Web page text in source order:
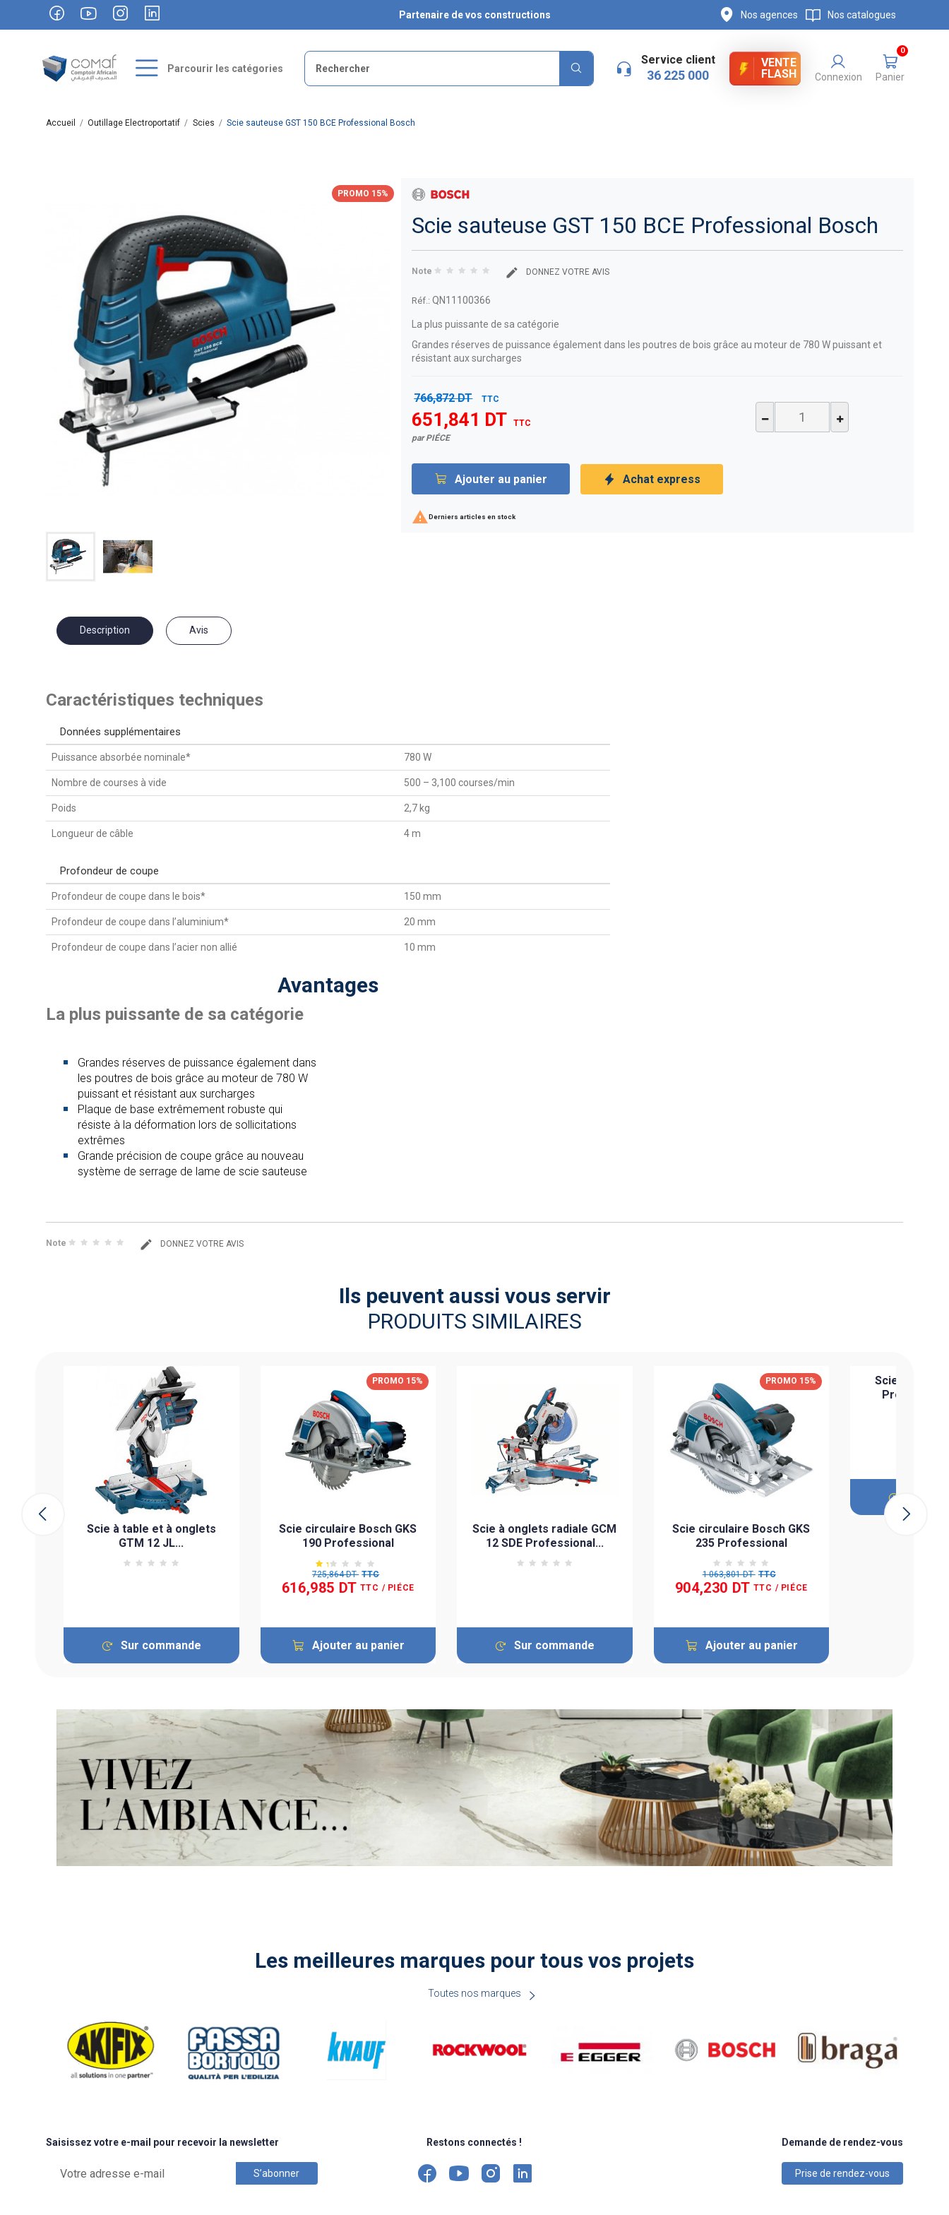
Partenaire de vos constructions Nos agences Nos catalogues
Parcourir les catégories
Service client
36 225 000
VENTE
FLASH
Connexion Panier
0
Accueil Outillage Electroportatif Scies Scie sauteuse GST 150 BCE Professional Bosch
PROMO 15%
Scie sauteuse GST 150 BCE Professional Bosch
Note DONNEZ VOTRE AVIS
Réf.: QN11100366
La plus puissante de sa catégorie
Grandes réserves de puissance également dans les poutres de bois grâce au moteur de 780 W puissant et
résistant aux surcharges
766,872 DT TTC
651,841 DT
TTC
par PIÉCE
Ajouter au panier Achat express
Derniers articles en stock
Description Avis
Caractéristiques techniques
Données supplémentaires
Puissance absorbée nominale* 780 W
Nombre de courses à vide 500 – 3,100 courses/min
Poids 2,7 kg
Longueur de câble 4m
Profondeur de coupe
Profondeur de coupe dans le bois* 150 mm
Profondeur de coupe dans l’aluminium* 20 mm
Profondeur de coupe dans l’acier non allié 10 mm
Avantages
La plus puissante de sa catégorie
Grandes réserves de puissance également dans
les poutres de bois grâce au moteur de 780 W
puissant et résistant aux surcharges
Plaque de base extrêmement robuste qui
résiste à la déformation lors de sollicitations
extrêmes
Grande précision de coupe grâce au nouveau
système de serrage de lame de scie sauteuse
Note DONNEZ VOTRE AVIS
Ils peuvent aussi vous servir
PRODUITS SIMILAIRES
Scie à table et à onglets
GTM 12 JL...
Sur commande
PROMO 15%
Scie circulaire Bosch GKS
190 Professional
725,864 DT TTC
616,985 DT TTC / PIÉCE
Ajouter au panier
Scie à onglets radiale GCM
12 SDE Professional...
Sur commande
PROMO 15%
Scie circulaire Bosch GKS
235 Professional
1 063,801 DT TTC
904,230 DT TTC / PIÉCE
Ajouter au panier
Scie à
Les meilleures marques pour tous vos projets
Toutes nos marques
Saisissez votre e-mail pour recevoir la newsletter Restons connectés ! Demande de rendez-vous
Prise de rendez-vous